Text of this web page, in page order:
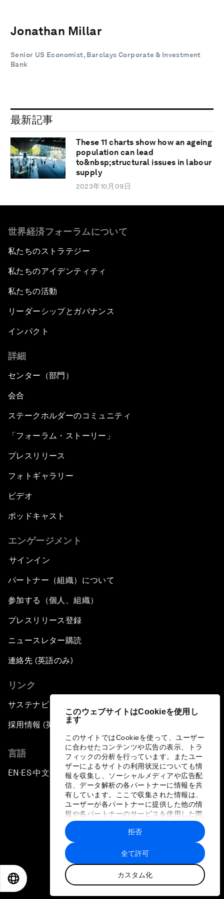
このウェブサイトはCookieを使用し
ます
このサイトではCookieを使って、ユーザー
に合わせたコンテンツや広告の表示、トラ
フィックの分析を行っています。またユー
ザーによるサイトの利用状況についても情
報を収集し、ソーシャルメディアや広告配
信、データ解析の各パートナーに情報を共
有しています。ここで収集された情報は、
ユーザーが各パートナーに提供した他の情
報や各パートナーのサービスを使用した際
に収集された情報と組み合わされ、各パー
トナーによって使用されることがありま
す。
全て許可
カスタム化
拒否
Jonathan Millar
Senior US Economist, Barclays Corporate & Investment
Bank
最新記事
These 11 charts show how an ageing
population can lead
to&nbsp;structural issues in labour
supply
2023年10月09日
世界経済フォーラムについて
私たちのストラテジー
私たちのアイデンティティ
私たちの活動
リーダーシップとガバナンス
インパクト
詳細
センター（部門）
会合
ステークホルダーのコミュニティ
「フォーラム・ストーリー」
プレスリリース
フォトギャラリー
ビデオ
ポッドキャスト
エンゲージメント
サインイン
パートナー（組織）について
参加する（個人、組織）
プレスリリース登録
ニュースレター購読
連絡先 (英語のみ)
リンク
サステナビリティへの取り組み
採用情報 (英語のみ)
言語
EN ▪ ES▪中文▪ 日本語
プライバシーポリシーと利用規約
サイトマップ
©
世界経済フォーラム